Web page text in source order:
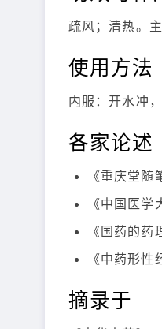
疏风；清热。
使用方法
内服：开水冲
各家论述
《重庆堂随
《中国医
《国药的
《中药形性
摘录于